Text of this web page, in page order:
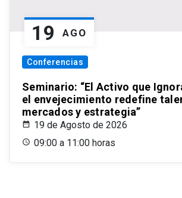
19 AGO
Conferencias
Seminario: “El Activo que
el envejecimiento redefine
mercados y estrategia”
19 de Agosto de 2026
09:00 a 11:00 horas